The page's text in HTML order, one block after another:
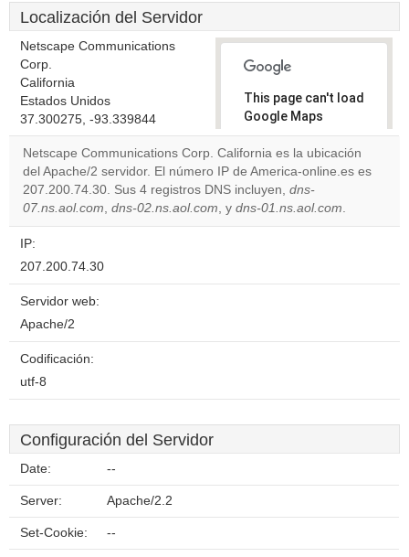
Localización del Servidor
Netscape Communications
Corp.
California
Estados Unidos
37.300275, -93.339844
This page can't load
Google Maps
correctly.
Do you
own this
website?
Netscape Communications Corp. California es la ubicación
del Apache/2 servidor. El número IP de America-online.es es
207.200.74.30. Sus 4 registros DNS incluyen, dns-
07.ns.aol.com, dns-02.ns.aol.com, y dns-01.ns.aol.com.
IP:
207.200.74.30
Servidor web:
Apache/2
Codificación:
utf-8
Configuración del Servidor
Date: --
Server: Apache/2.2
Set-Cookie: --